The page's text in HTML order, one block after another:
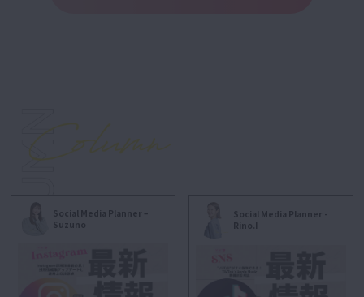
Social Media Planner –
Suzuno
Social Media Planner -
Rino.I